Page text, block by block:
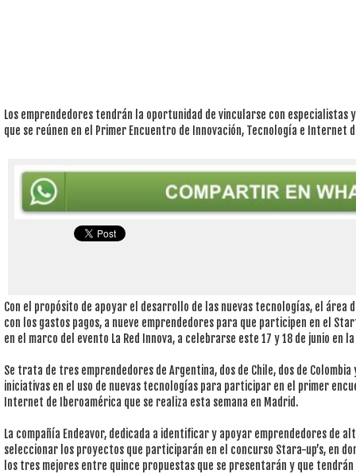
Los emprendedores tendrán la oportunidad de vincularse con
que se reúnen en el Primer Encuentro de Innovación, Tecnología e Internet
Con el propósito de apoyar el desarrollo de las nuevas tecnologías, el área
con los gastos pagos, a nueve emprendedores para que participen en el
en el marco del evento La Red Innova, a celebrarse este 17 y 18 de junio en
Se trata de tres emprendedores de Argentina, dos de Chile, dos de
iniciativas en el uso de nuevas tecnologías para participar en el primer
Internet de Iberoamérica que se realiza esta semana en Madrid.
La compañía Endeavor, dedicada a identificar y apoyar emprendedores de
seleccionar los proyectos que participarán en el concurso Stara-up’s, en
los tres mejores entre quince propuestas que se presentarán y que